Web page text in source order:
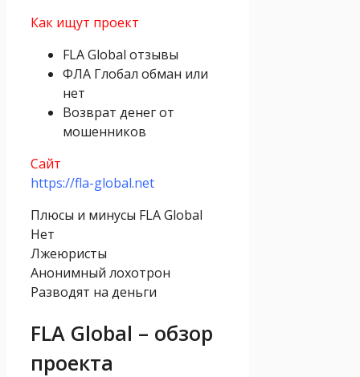
Как ищут проект
FLA Global отзывы
ФЛА Глобал обман или
нет
Возврат денег от
мошенников
Сайт
https://fla-global.net
Плюсы и минусы FLA Global
Нет
Лжеюристы
Анонимный лохотрон
Разводят на деньги
FLA Global – обзор
проекта